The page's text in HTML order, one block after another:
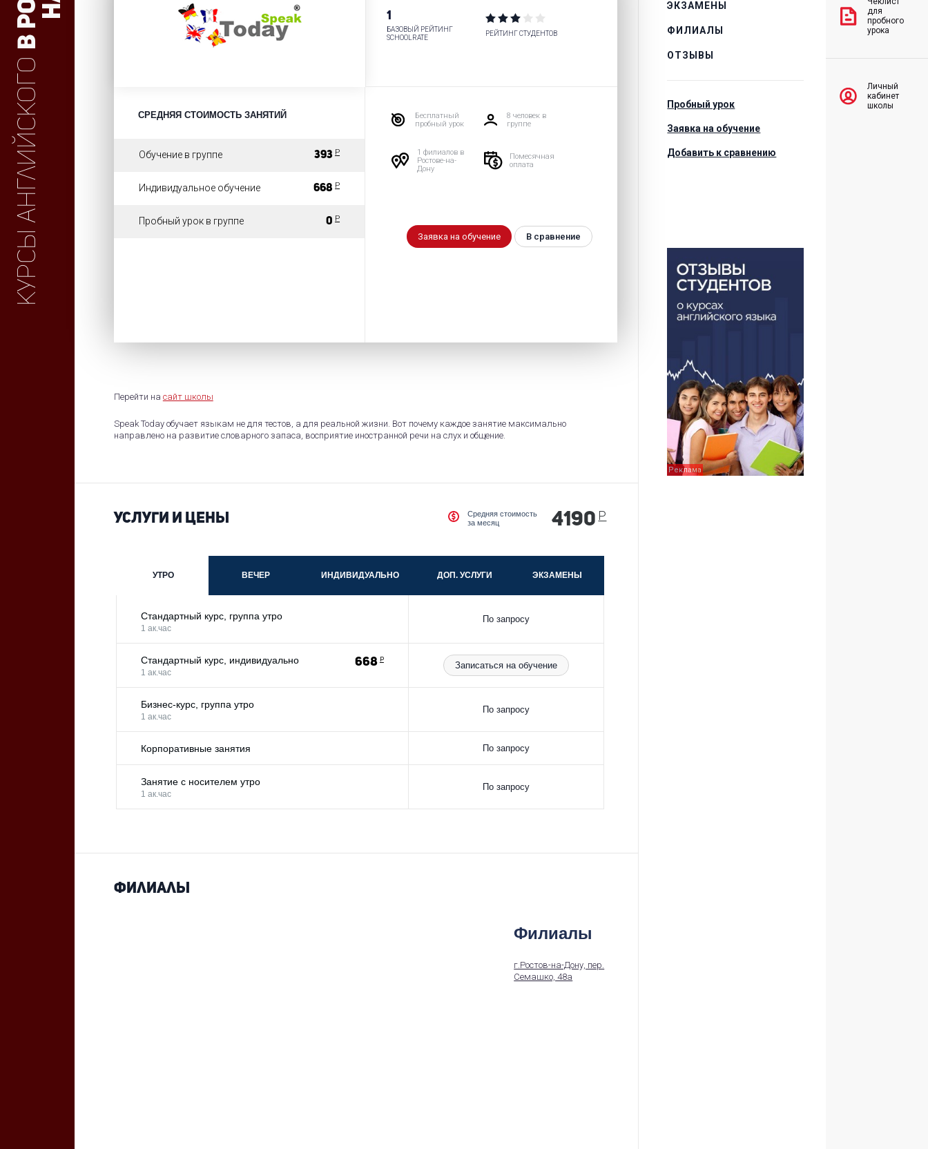
Курсы английского
1
БАЗОВЫЙ РЕЙТИНГ
SCHOOLRATE
РЕЙТИНГ СТУДЕНТОВ
СРЕДНЯЯ СТОИМОСТЬ ЗАНЯТИЙ
Обучение в группе 393 Р
Индивидуальное обучение 668 Р
Пробный урок в группе 0 Р
Бесплатный
пробный урок
8 человек в
группе
1 филиалов в
Ростове-на-
Дону
Помесячная
оплата
Заявка на обучение В сравнение
Перейти на сайт школы
Speak Today обучает языкам не для тестов, а для реальной жизни. Вот почему каждое занятие максимально
направлено на развитие словарного запаса, восприятие иностранной речи на слух и общение.
УСЛУГИ И ЦЕНЫ
Средняя стоимость
за месяц
4190 Р
УТРО ВЕЧЕР ИНДИВИДУАЛЬНО ДОП. УСЛУГИ ЭКЗАМЕНЫ
Стандартный курс, группа утро
1 ак.час
По запросу
Стандартный курс, индивидуально
1 ак.час
668 Р
Записаться на обучение
Бизнес-курс, группа утро
1 ак.час
По запросу
Корпоративные занятия По запросу
Занятие с носителем утро
1 ак.час
По запросу
Филиалы
Филиалы
г.Ростов-на-Дону, пер.
Семашко, 48а
ЭКЗАМЕНЫ
ФИЛИАЛЫ
ОТЗЫВЫ
Пробный урок
Заявка на обучение
Добавить к сравнению
для
пробного
урока
Личный
кабинет
школы